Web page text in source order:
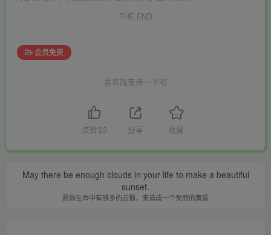
THE END
会员免费
喜欢就支持一下吧
点赞 23 分享 收藏
May there be enough clouds in your life to make a beautiful
sunset.
愿你生命中有够多的云翳，来造成一个美丽的黄昏